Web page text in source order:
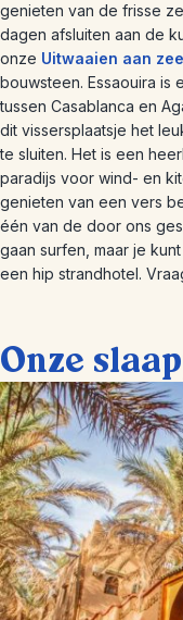
genieten van de frisse
dagen afsluiten aan de
onze Uitwaaien aan zee
bouwsteen. Essaouira is
tussen Casablanca en
dit vissersplaatsje het
te sluiten. Het is een
paradijs voor wind- en
genieten van een vers
één van de door ons
gaan surfen, maar je
een hip strandhotel.
Onze